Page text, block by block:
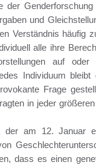
der
und
Verständnis häufig
alle ihre
auf
Individuum
Frage
in jeder
der am 12. Januar
dass es einen